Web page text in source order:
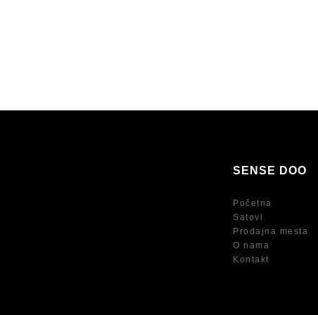
SENSE DOO
Početna
Satovi
Prodajna mesta
O nama
Kontakt